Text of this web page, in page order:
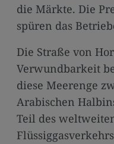
die Märkte. Die
spüren das
Die Straße von
Verwundbarkeit
diese Meerenge
Arabischen
Teil des